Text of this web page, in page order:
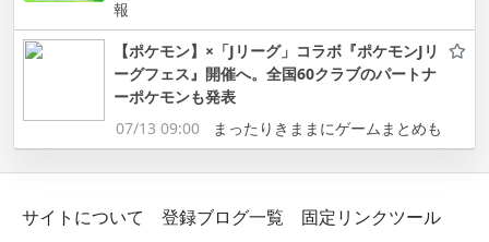
報
【ポケモン】×「Jリーグ」コラボ『ポケモンJリ
ーグフェス』開催へ。全国60クラブのパートナ
ーポケモンも発表
07/13 09:00
まったりきままにゲームまとめも
サイトについて 登録ブログ一覧
固定リンクツール